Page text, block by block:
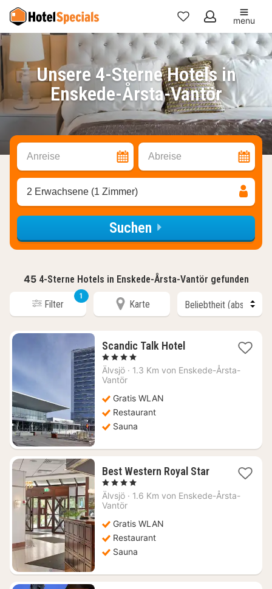
Meine
Favoriten
menu
Unsere 4-Sterne Hotels in
Enskede-Årsta-Vantör
Anreise Abreise
2 Erwachsene (1 Zimmer)
Suchen
45 4-Sterne Hotels in Enskede-Årsta-Vantör gefunden
Filter
1
Karte
Scandic Talk Hotel1
ab
, 4 Sterne
Älvsjö · 1.3 Km von Enskede-Årsta-
Vantör
Gratis WLAN
Restaurant
Sauna
Best Western Royal Star1
ab
, 4 Sterne
Älvsjö · 1.6 Km von Enskede-Årsta-
Vantör
Gratis WLAN
Restaurant
Sauna